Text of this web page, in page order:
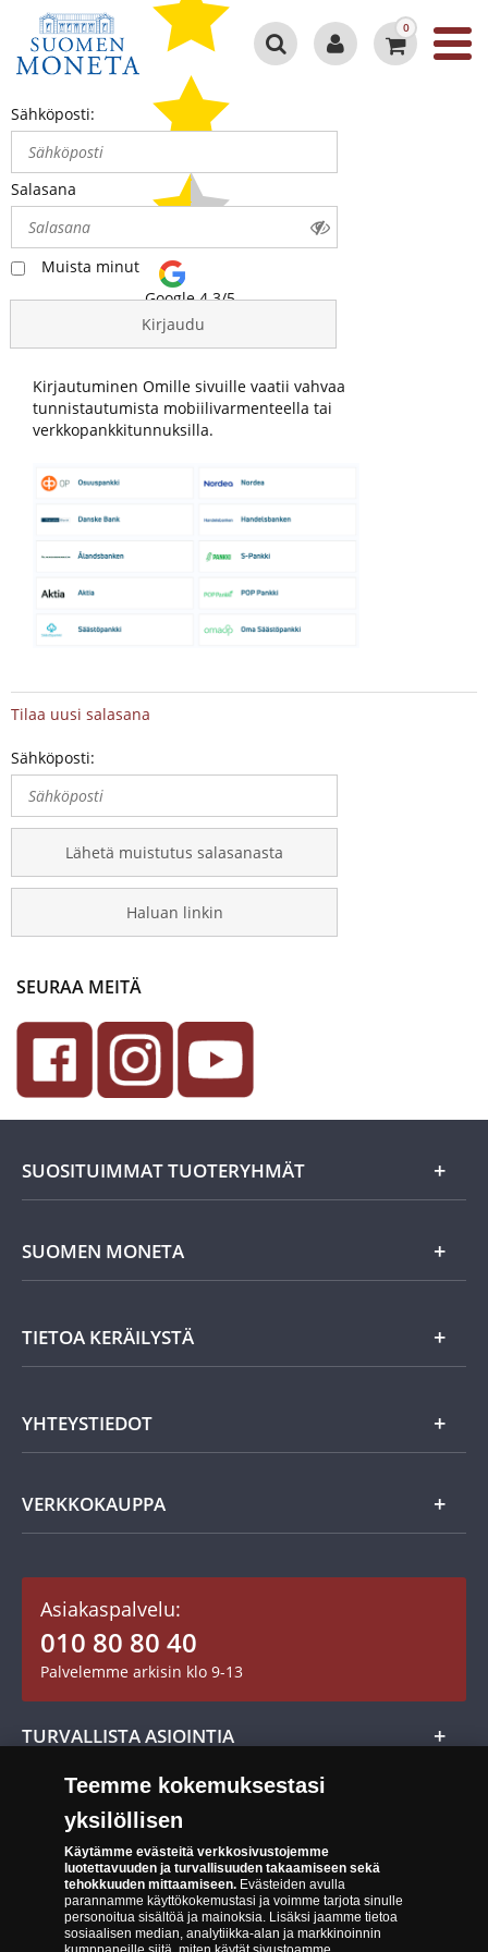
Google 4.3/5
0
Sähköposti:
Salasana
Muista minut
Kirjaudu
Kirjautuminen Omille sivuille vaatii vahvaa
tunnistautumista mobiilivarmenteella tai
verkkopankkitunnuksilla.
Tilaa uusi salasana
Sähköposti:
Lähetä muistutus salasanasta
Haluan linkin
SEURAA MEITÄ
SUOSITUIMMAT TUOTERYHMÄT
Uutuudet
Eurokolikot
Vanhat rahat
Keräilytarvikkeet
Mitalit
SUOMEN MONETA
Töihin Suomen Monetaan?
TIETOA KERÄILYSTÄ
YHTEYSTIEDOT
Asiakaspalvelu
VERKKOKAUPPA
Asiakastili / Omat sivut
Toimitusehdot
Maksutavat
Evästeet Suomen Monetan verkkokaupassa
Saavutettavuusseloste
Asiakaspalvelu:
010 80 80 40
Palvelemme arkisin klo 9-13
TURVALLISTA ASIOINTIA
Turvallinen kumppani
Aitous- ja laatutakuu
14 päivän palautusoikeus
Teemme kokemuksestasi
yksilöllisen
Käytämme evästeitä verkkosivustojemme
luotettavuuden ja turvallisuuden takaamiseen sekä
tehokkuuden mittaamiseen.Evästeiden avulla
parannamme käyttökokemustasi ja voimme tarjota sinulle
personoitua sisältöä ja mainoksia. Lisäksi jaamme tietoa
sosiaalisen median, analytiikka-alan ja markkinoinnin